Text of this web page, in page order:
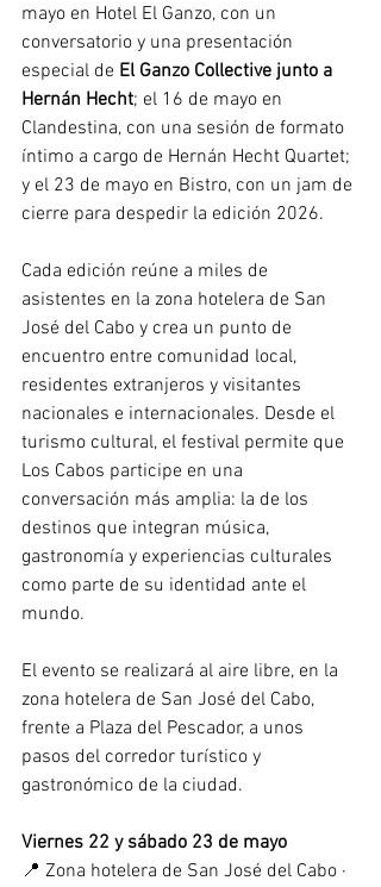
mayo en Hotel El Ganzo, con un
conversatorio y una presentación
especial de El Ganzo Collective junto a
Hernán Hecht; el 16 de mayo en
Clandestina, con una sesión de formato
íntimo a cargo de Hernán Hecht Quartet;
y el 23 de mayo en Bistro, con un jam de
cierre para despedir la edición 2026.
Cada edición reúne a miles de
asistentes en la zona hotelera de San
José del Cabo y crea un punto de
encuentro entre comunidad local,
residentes extranjeros y visitantes
nacionales e internacionales. Desde el
turismo cultural, el festival permite que
Los Cabos participe en una
conversación más amplia: la de los
destinos que integran música,
gastronomía y experiencias culturales
como parte de su identidad ante el
mundo.
El evento se realizará al aire libre, en la
zona hotelera de San José del Cabo,
frente a Plaza del Pescador, a unos
pasos del corredor turístico y
gastronómico de la ciudad.
Viernes 22 y sábado 23 de mayo
📍 Zona hotelera de San José del Cabo ·